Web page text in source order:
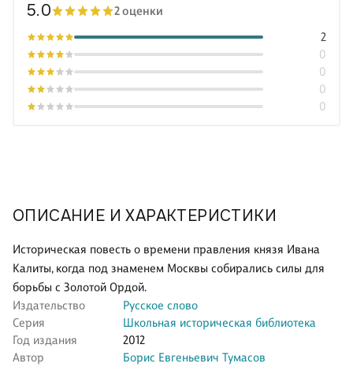
ОПИСАНИЕ И ХАРАКТЕРИСТИКИ
Историческая повесть о времени правления князя Ивана
Калиты, когда под знаменем Москвы собирались силы для
борьбы с Золотой Ордой.
Издательство
Русское слово
Серия
Школьная историческая библиотека
Год издания
2012
Автор
Борис Евгеньевич Тумасов
5.0 2 оценки
0
0
0
0
2